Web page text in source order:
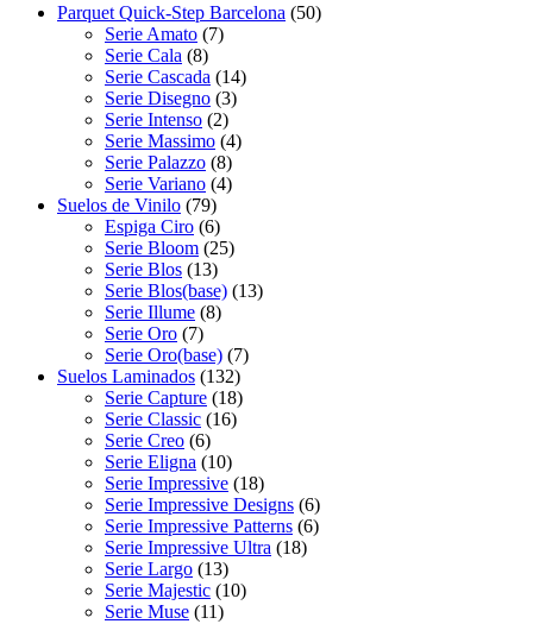
Parquet Quick-Step Barcelona (50)
Serie Amato (7)
Serie Cala (8)
Serie Cascada (14)
Serie Disegno (3)
Serie Intenso (2)
Serie Massimo (4)
Serie Palazzo (8)
Serie Variano (4)
Suelos de Vinilo (79)
Espiga Ciro (6)
Serie Bloom (25)
Serie Blos (13)
Serie Blos(base) (13)
Serie Illume (8)
Serie Oro (7)
Serie Oro(base) (7)
Suelos Laminados (132)
Serie Capture (18)
Serie Classic (16)
Serie Creo (6)
Serie Eligna (10)
Serie Impressive (18)
Serie Impressive Designs (6)
Serie Impressive Patterns (6)
Serie Impressive Ultra (18)
Serie Largo (13)
Serie Majestic (10)
Serie Muse (11)